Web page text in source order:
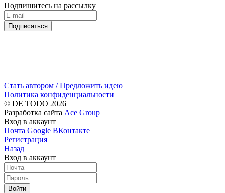
Подпишитесь на рассылку
Подписаться
Стать автором / Предложить идею
Политика конфиденциальности
© DE TODO 2026
Разработка сайта Ace Group
Вход в аккаунт
Почта Google ВКонтакте
Регистрация
Назад
Вход в аккаунт
Войти